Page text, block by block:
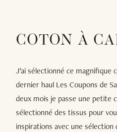
COTON À
J’ai sélectionné ce magnifique
dernier haul Les Coupons de
deux mois je passe une petite
sélectionné des tissus pour
inspirations avec une